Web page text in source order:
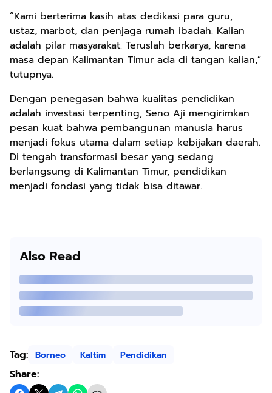
“Kami berterima kasih atas dedikasi para guru,
ustaz, marbot, dan penjaga rumah ibadah. Kalian
adalah pilar masyarakat. Teruslah berkarya, karena
masa depan Kalimantan Timur ada di tangan kalian,”
tutupnya.
Dengan penegasan bahwa kualitas pendidikan
adalah investasi terpenting, Seno Aji mengirimkan
pesan kuat bahwa pembangunan manusia harus
menjadi fokus utama dalam setiap kebijakan daerah.
Di tengah transformasi besar yang sedang
berlangsung di Kalimantan Timur, pendidikan
menjadi fondasi yang tidak bisa ditawar.
Also Read
Tag: Borneo Kaltim Pendidikan
Share: